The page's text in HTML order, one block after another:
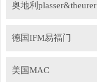
奥地利plasser&theurer
德国IFM易福门
美国MAC